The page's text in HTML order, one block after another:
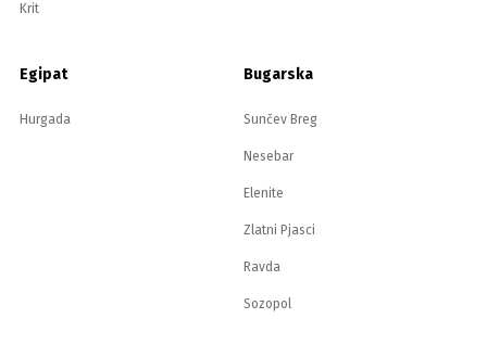
Krit
Egipat
Hurgada
Bugarska
Sunčev Breg
Nesebar
Elenite
Zlatni Pjasci
Ravda
Sozopol